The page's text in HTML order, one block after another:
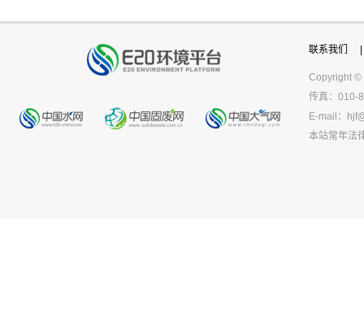
联系我们
Copyright ©
传真：010-
E-mail：
本站常年法